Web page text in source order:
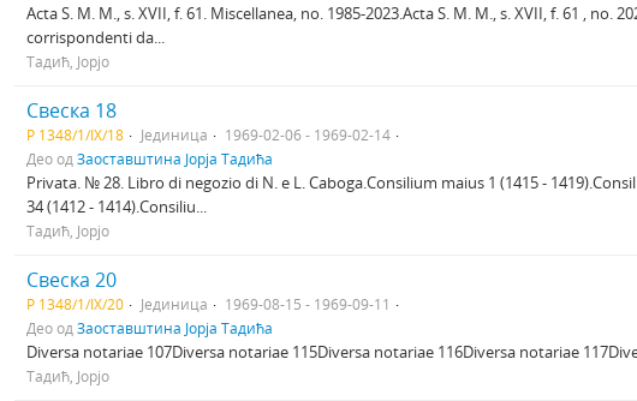
Acta S. M. M., s. XVII, f. 61. Miscellanea, no. 1985-2023.Acta S. M. M., s. XVII, f. 61 ,
corrispondenti da...
Тадић, Јорјо
Свеска 18
Р 1348/1/IX/18 Јединица
1969-02-06 - 1969-02-14
Део од Заоставштина Јорја Тадића
Privata. № 28. Libro di negozio di N. e L. Caboga.Consilium maius 1 (1415 -
34 (1412 - 1414).Consiliu...
Тадић, Јорјо
Свеска 20
Р 1348/1/IX/20 Јединица
1969-08-15 - 1969-09-11
Део од Заоставштина Јорја Тадића
Diversa notariae 107Diversa notariae 115Diversa notariae 116Diversa notariae
Тадић, Јорјо